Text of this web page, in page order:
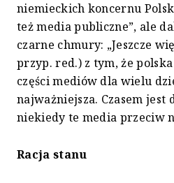
niemieckich koncernu
też media publiczne”, ale
czarne chmury: „Jeszcze
przyp. red.) z tym, że
części mediów dla wielu
najważniejsza. Czasem jest
niekiedy te media przeciw
Racja stanu